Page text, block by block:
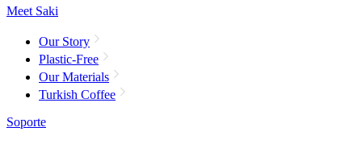
Meet Saki
Our Story
Plastic-Free
Our Materials
Turkish Coffee
Soporte